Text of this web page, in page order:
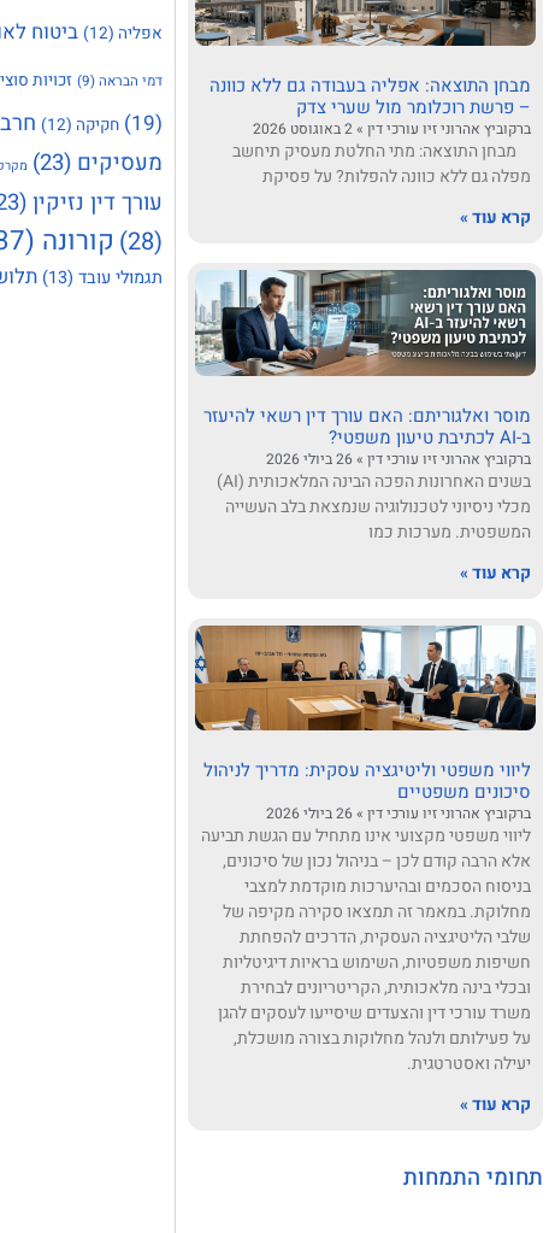
מבחן התוצאה: אפליה בעבודה גם ללא כוונה
– פרשת רוכלומר מול שערי צדק
ברקוביץ אהרוני זיו עורכי דין
מבחן התוצאה: מתי החלטת מעסיק תיחשב
מפלה גם ללא כוונה להפלות? על פסיקת
קרא עוד »
מוסר ואלגוריתם: האם עורך דין רשאי להיעזר
ב-AI לכתיבת טיעון משפטי?
ברקוביץ אהרוני זיו עורכי דין
בשנים האחרונות הפכה הבינה המלאכותית (AI)
מכלי ניסיוני לטכנולוגיה שנמצאת בלב העשייה
המשפטית. מערכות כמו
קרא עוד »
ליווי משפטי וליטיגציה עסקית: מדריך לניהול
סיכונים משפטיים
ברקוביץ אהרוני זיו עורכי דין
ליווי משפטי מקצועי אינו מתחיל עם הגשת תביעה
אלא הרבה קודם לכן – בניהול נכון של סיכונים,
בניסוח הסכמים ובהיערכות מוקדמת למצבי
מחלוקת. במאמר זה תמצאו סקירה מקיפה של
שלבי הליטיגציה העסקית, הדרכים להפחתת
חשיפות משפטיות, השימוש בראיות דיגיטליות
ובכלי בינה מלאכותית, הקריטריונים לבחירת
משרד עורכי דין והצעדים שיסייעו לעסקים להגן
על פעילותם ולנהל מחלוקות בצורה מושכלת,
יעילה ואסטרטגית.
קרא עוד »
תחומי התמחות
אפליה (12) ביטוח
דמי הבראה(9) זכויות
(19)
חקיקה (12)
מעסיקים (23)
עורך דין נזיקין(23)
(28)
קורונה (37)
תגמולי עובד (13)